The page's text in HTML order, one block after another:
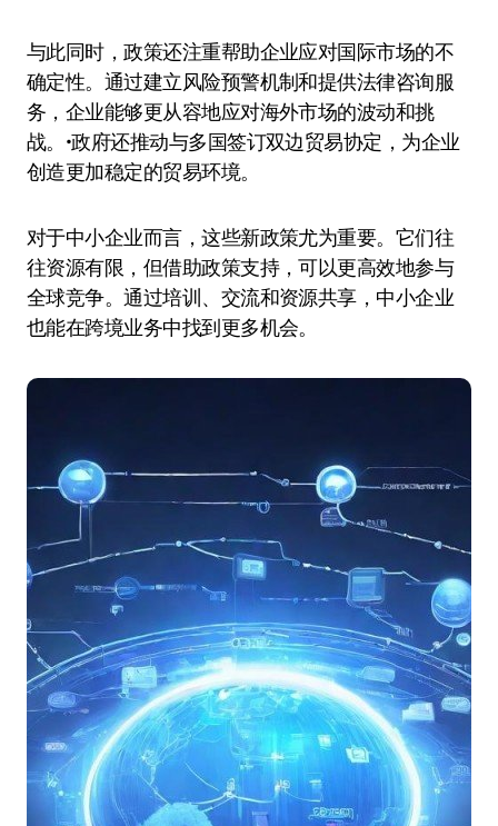
与此同时，政策还注重帮助企业应对国际市场的不
确定性。通过建立风险预警机制和提供法律咨询服
务，企业能够更从容地应对海外市场的波动和挑
战。•政府还推动与多国签订双边贸易协定，为企业
创造更加稳定的贸易环境。
对于中小企业而言，这些新政策尤为重要。它们往
往资源有限，但借助政策支持，可以更高效地参与
全球竞争。通过培训、交流和资源共享，中小企业
也能在跨境业务中找到更多机会。